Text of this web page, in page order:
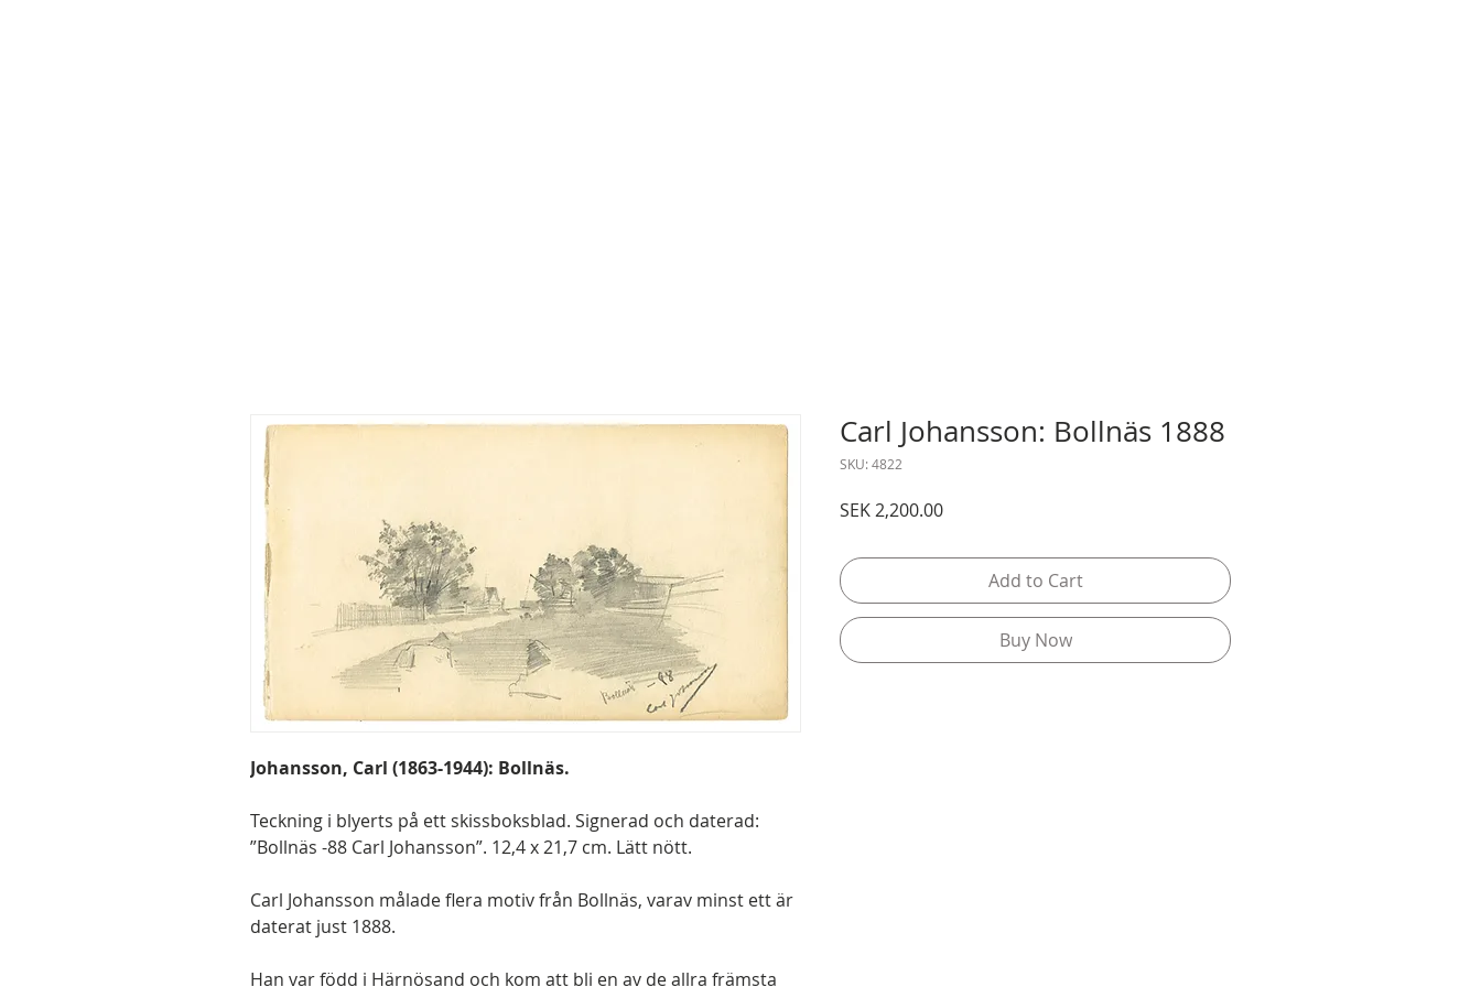
Johansson, Carl (1863-1944): Bollnäs.
Teckning i blyerts på ett skissboksblad. Signerad och daterad:
”Bollnäs -88 Carl Johansson”. 12,4 x 21,7 cm. Lätt nött.
Carl Johansson målade flera motiv från Bollnäs, varav minst ett är
daterat just 1888.
Han var född i Härnösand och kom att bli en av de allra främsta
Carl Johansson: Bollnäs 1888
SKU: 4822
SEK 2,200.00Price
Add to Cart
Buy Now